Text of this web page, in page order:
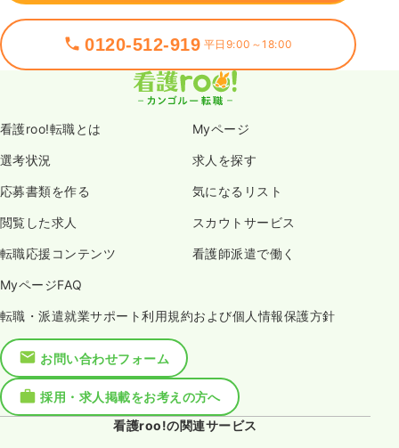
0120-512-919 平日9:00～18:00
看護roo!転職とは Myページ
選考状況 求人を探す
応募書類を作る 気になるリスト
閲覧した求人 スカウトサービス
転職応援コンテンツ 看護師派遣で働く
MyページFAQ
転職・派遣就業サポート利用規約および個人情報保護方針
お問い合わせフォーム
採用・求人掲載をお考えの方へ
看護roo!の関連サービス